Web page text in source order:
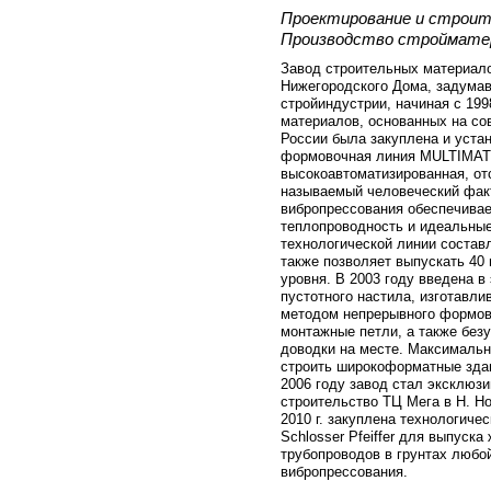
Проектирование и
Производство
Завод строительных
Нижегородского Дома,
стройиндустрии, начиная с
материалов, основанных на
России была закуплена и
формовочная линия
высокоавтоматизированная,
называемый человеческий
вибропрессования
теплопроводность и
технологической линии
также позволяет выпускать 40
уровня. В 2003 году введена
пустотного настила,
методом непрерывного
монтажные петли, а также
доводки на месте.
строить широкоформатные
2006 году завод стал
строительство ТЦ Мега в Н.
2010 г. закуплена
Schlosser Pfeiffer для выпуска
трубопроводов в грунтах
вибропрессования.